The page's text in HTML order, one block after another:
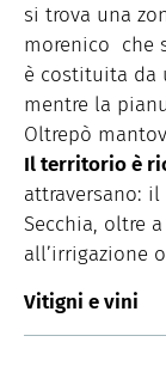
si trova una
morenico che
è costituita da
mentre la
Oltrepò
Il territorio è
attraversano:
Secchia, oltre
all’irrigazione
Vitigni e vini